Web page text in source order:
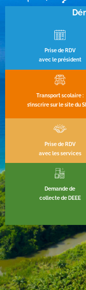
Prise de RDV
avec le président
Transport scolaire :
s’inscrire sur le site du
Prise de RDV
avec les services
Demande de
collecte de DEEE